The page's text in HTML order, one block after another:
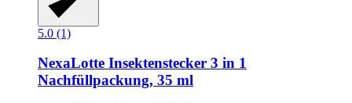
5.0 (1)
NexaLotte Insektenstecker 3 in 1
Nachfüllpackung, 35 ml